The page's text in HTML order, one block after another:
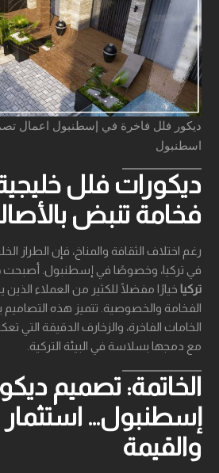
ديكور فلل فاخرة في إسطنبول اعمال
اسطنبول
ديكورات فلل
فخامة تنبض
رغم اختلاف الثقافة والمناخ، فإن الطراز
في تركيا، وخصوصًا في إسطنبول. أصبحت
تركيا خيارًا مفضلًا للكثير من العملاء
الفخامة والخصوصية. تتميز هذه التصاميم
الخامات الفاخرة، والزخارف الدقيقة التي
مع دمجها بسلاسة في البيئة التركية.
الخاتمة: تصميم
إسطنبول… استثمار
والقيمة